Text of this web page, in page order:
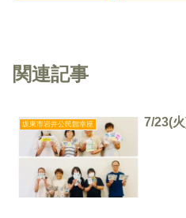
関連記事
坂東市岩井公民館幸座 7/23(